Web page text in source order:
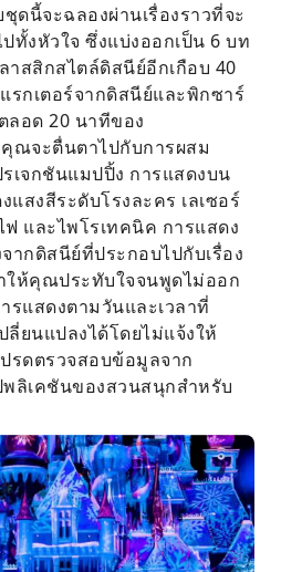
นี้จะฉลองผ่านเรื่องราวที่จะ
งหัวใจ ซึ่งแบ่งออกเป็น 6 บท
สสิกสไตล์ดิสนีย์อีกเกือบ 40
รกเตอร์จากดิสนีย์และพิกซาร์
ลอด 20 นาทีของ
ณจะตื่นตาไปกับการผสม
เจกชันแมปปิ้ง การแสดงบน
แสงสีระดับโรงละคร เลเซอร์
และไพโรเทคนิค การแสดง
ากดิสนีย์ที่ประกอบไปกับเรื่อง
ให้คุณประทับใจจนพูดไม่ออก
แสดงตามวันและเวลาที่
ลี่ยนแปลงได้โดยไม่แจ้งให้
รดตรวจสอบข้อมูลจาก
พลิเคชันของสวนสนุกสำหรับ